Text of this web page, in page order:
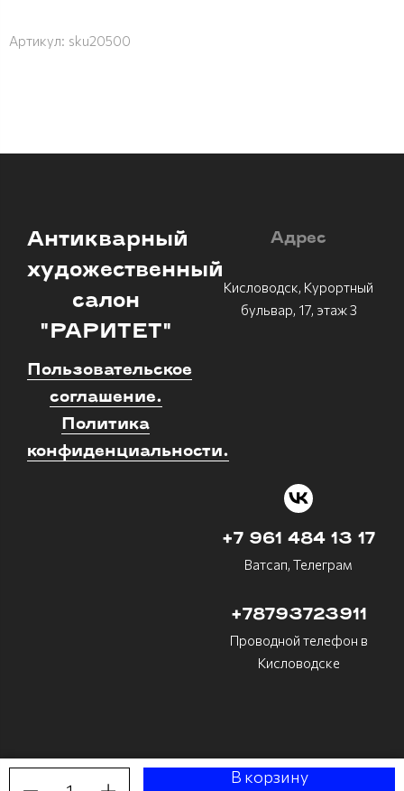
В корзину
Артикул: sku20500
Антикварный
художественный
салон
"РАРИТЕТ"
Пользовательское
соглашение.
Политика
конфиденциальности.
Адрес
Кисловодск, Курортный
бульвар, 17, этаж 3
+7 961 484 13 17
Ватсап, Телеграм
+78793723911
Проводной телефон в
Кисловодске